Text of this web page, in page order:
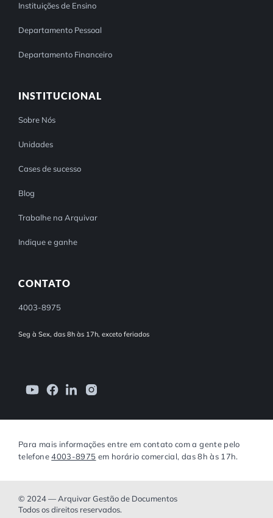
Instituições de Ensino
Departamento Pessoal
Departamento Financeiro
INSTITUCIONAL
Sobre Nós
Unidades
Cases de sucesso
Blog
Trabalhe na Arquivar
Indique e ganhe
CONTATO
4003-8975
Seg à Sex, das 8h às 17h, exceto feriados
Para mais informações entre em contato com a gente pelo
telefone4003-8975 em horário comercial, das 8h às 17h.
© 2024 — Arquivar Gestão de Documentos
Todos os direitos reservados.